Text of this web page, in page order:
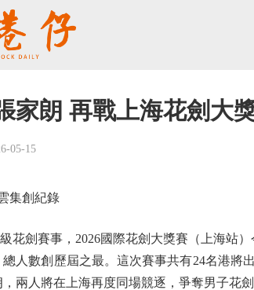
家朗 再戰上海花劍大
05-15
創紀錄
賽事，2026國際花劍大獎賽（上海站）
人數創歷屆之最。這次賽事共有24名港將
兩人將在上海再度同場競逐，爭奪男子花劍